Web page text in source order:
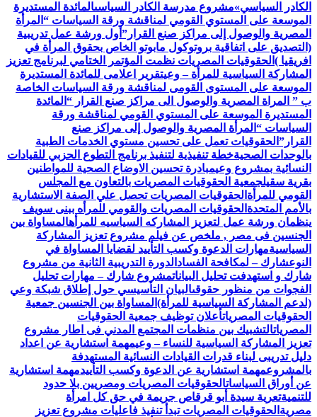
الكادر السياسي»مشروع مدرسة الكادر السياسىالمائدة المستديرة
الموسعة على المستوي القومي لمناقشة ورقة السياسات “المرأة
المصرية والوصول إلى مراكز صنع القرار” أول ورشة عمل تدريبية
(التصديق على اتفاقية بروتوكول مابوتو الخاص بحقوق المرأة في
افريقيا ) الحقوقيات المصريات نظمت المؤتمر الختامي لبرنامج تعزيز
المشاركة السياسية للمرأة – وعيتقرير اعلامى للمائدة المستديرة
الموسعة على المستوى القومى لمناقشة ورقة السياسات الخاصة
ب ” المراة المصرية والوصول الى مراكز صنع القرار “ المائدة
المستديرة الموسعة على المستوي القومي لمناقشة ورقة
السياسات “المرأة المصرية والوصول إلى مراكز صنع
القرار” الحقوقيات تعمل على تحسين مستوي الخدمات الطبية
بالوحدات الصحيةخطة تنفيذية لتنفيذ برنامج التطوع الحزبي للقيادات
النسائية بمشروع وعيمبادرة تحسين الاوضاع الصحية للمواطنين
بقرية سقيلجمعية الحقوقيات المصريات بالتعاون مع المجلس
القومي للمرأة الحقوقيات المصريات تحصل علي الصفة الاستشارية
بالأمم المتحدة الحقوقيات المصريات والقومي للمرأه ببنى سويف
ينظمان ورشة عمل لتعزيز المشاركه السياسيه للمرأهالمساواة بين
الجنسين فى مصر , ملخص عن فيلم مشروع تعزيز المشاركة
السياسيةمهارات الدعوة وكسب التأييد لقضايا المساواة في
النوعشارك – لمكافحة الفساد الدورة التدريبية الثانية من مشروع
شارك و استهدفت تحليل البياناتمشروع شارك – مهارات تحليل
الفجوات من منظور حقوقىالبيان التأسيسي حول إطلاق شبكة وعي
(لدعم المشاركة السياسية للمرأة) المساواة بين الجنسين جمعية
الحقوقيات المصرياتأعلان توظيف جمعية الحقوقيات
المصرياتالتشبيك بين منظمات المجتمع المدني فى اطار مشروع
تعزيز المشاركة السياسية للنساء – وعيمهمة استشارية عن اعداد
دليل تدريبى لبناء قدرات القيادات النسائية المستهدفة
بالمشروعمهمة استشارية عن الدعوة وكسب التأييدمهمة استشارية
عن أوراق السياساتالحقوقيات المصريات ومصريين بلا حدود
للتنميةتعرية سيدة أبو قرقاص جريمة في حق كل امرأة
مصرية الحقوقيات المصريات تبدأ تنفيذ فاعليات مشروع تعزيز